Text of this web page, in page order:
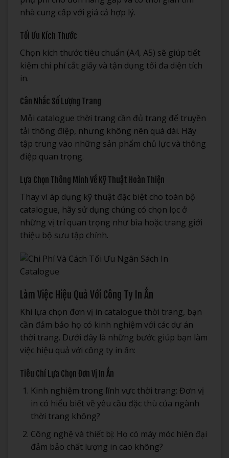
nhà cung cấp với giá cả hợp lý.
Tối Ưu Kích Thước
Chọn kích thước tiêu chuẩn (A4, A5) sẽ giúp tiết
kiệm chi phí cắt giấy và tận dụng tối đa diện tích
in.
Cân Nhắc Số Lượng Trang
Mỗi catalogue thời trang cần đủ trang để truyền
tải thông điệp, nhưng không nên quá dài. Hãy
tập trung vào những sản phẩm chủ lực và thông
điệp quan trọng.
Lựa Chọn Thông Minh Về Kỹ Thuật Hoàn Thiện
Thay vì áp dụng kỹ thuật đặc biệt cho toàn bộ
catalogue, hãy sử dụng chúng có chọn lọc ở
những vị trí quan trọng như bìa hoặc trang giới
thiệu bộ sưu tập chính.
Làm Việc Hiệu Quả Với Công Ty In Ấn
Khi lựa chọn đơn vị in catalogue thời trang, bạn
cần đảm bảo họ có kinh nghiệm với các dự án
thời trang. Dưới đây là những bước giúp bạn làm
việc hiệu quả với công ty in ấn:
Tiêu Chí Lựa Chọn Đơn Vị In Ấn
Kinh nghiệm trong lĩnh vực thời trang: Đơn vị
in có hiểu biết về yêu cầu đặc thù của ngành
thời trang không?
Công nghệ và thiết bị: Họ có máy móc hiện đại
đảm bảo chất lượng in cao không?